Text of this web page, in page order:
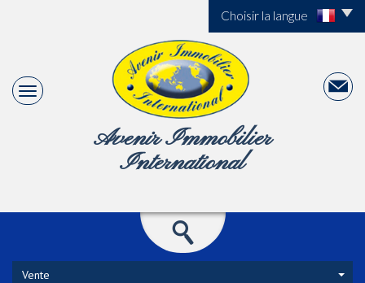
Choisir la langue
Avenir Immobilier
International
Vente